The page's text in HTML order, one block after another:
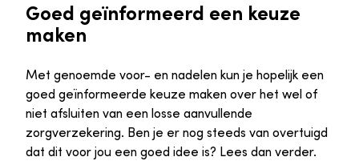
Goed geïnformeerd een keuze
maken
Met genoemde voor- en nadelen kun je hopelijk een
goed geïnformeerde keuze maken over het wel of
niet afsluiten van een losse aanvullende
zorgverzekering. Ben je er nog steeds van overtuigd
dat dit voor jou een goed idee is? Lees dan verder.